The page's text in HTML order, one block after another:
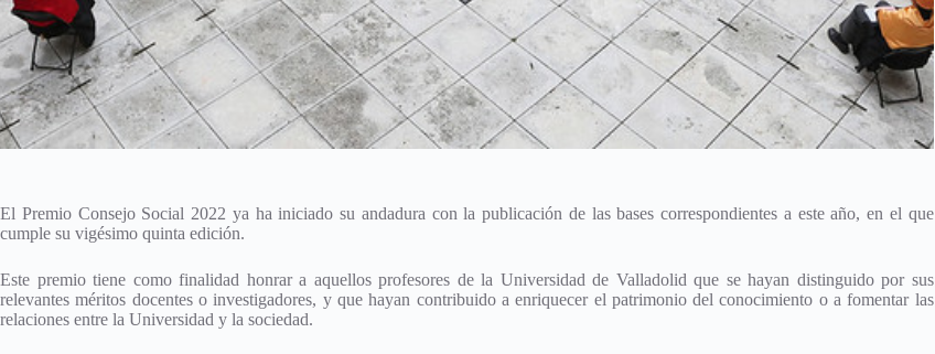
El Premio Consejo Social 2022 ya ha iniciado su andadura con la publicación de las bases correspondientes a este año, en el que
cumple su vigésimo quinta edición.
Este premio tiene como finalidad honrar a aquellos profesores de la Universidad de Valladolid que se hayan distinguido por sus
relevantes méritos docentes o investigadores, y que hayan contribuido a enriquecer el patrimonio del conocimiento o a fomentar las
relaciones entre la Universidad y la sociedad.